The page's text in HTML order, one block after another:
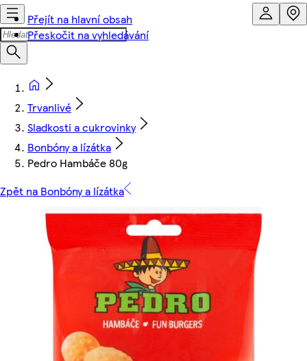
Přejít na hlavní obsah
Přeskočit na vyhledávání
Trvanlivé
Sladkosti a cukrovinky
Bonbóny a lízátka
Pedro Hambáče 80g
Zpět na Bonbóny a lízátka